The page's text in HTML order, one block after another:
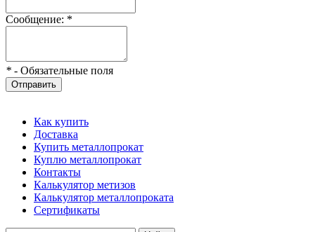
Сообщение: *
* - Обязательные поля
Отправить
Как купить
Доставка
Купить металлопрокат
Куплю металлопрокат
Контакты
Калькулятор метизов
Калькулятор металлопроката
Сертификаты